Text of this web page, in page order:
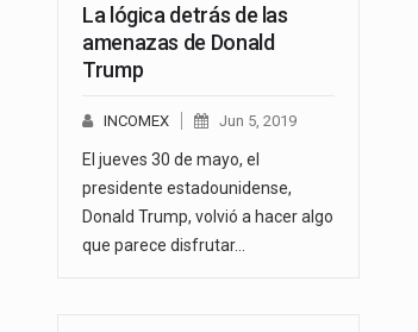
La lógica detrás de las
amenazas de Donald
Trump
INCOMEX Jun 5, 2019
El jueves 30 de mayo, el
presidente estadounidense,
Donald Trump, volvió a hacer algo
que parece disfrutar…